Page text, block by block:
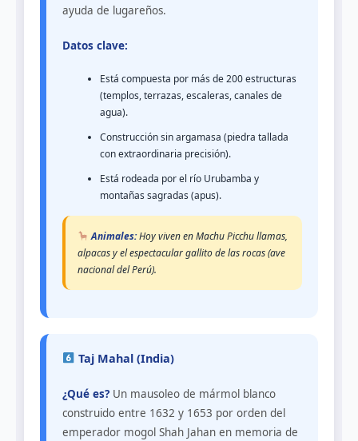
ayuda de lugareños.
Datos clave:
Está compuesta por más de 200 estructuras
(templos, terrazas, escaleras, canales de
agua).
Construcción sin argamasa (piedra tallada
con extraordinaria precisión).
Está rodeada por el río Urubamba y
montañas sagradas (apus).
Animales:Hoy viven en Machu Picchu llamas,
alpacas y el espectacular gallito de las rocas (ave
nacional del Perú).
Taj Mahal (India)
¿Qué es? Un mausoleo de mármol blanco
construido entre 1632 y 1653 por orden del
emperador mogol Shah Jahan en memoria de